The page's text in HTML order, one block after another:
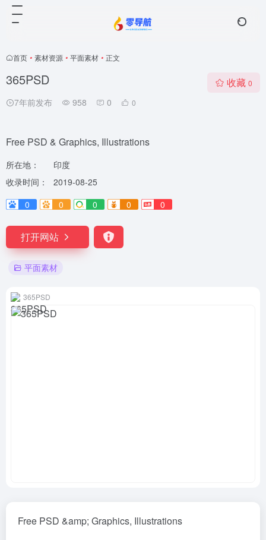
首页 • 素材资源 • 平面素材 • 正文
365PSD
7年前发布 958 0 0
收藏 0
Free PSD & Graphics, Illustrations
所在地：
印度
收录时间：
2019-08-25
0
0 0 0 0
打开网站
平面素材
365PSD
Free PSD &amp; Graphics, Illustrations